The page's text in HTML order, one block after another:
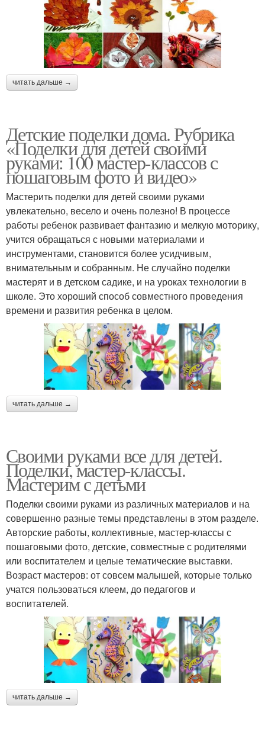
читать дальше →
Детские поделки дома. Рубрика
«Поделки для детей своими
руками: 100 мастер-классов с
пошаговым фото и видео»
Мастерить поделки для детей своими руками
увлекательно, весело и очень полезно! В процессе
работы ребенок развивает фантазию и мелкую моторику,
учится обращаться с новыми материалами и
инструментами, становится более усидчивым,
внимательным и собранным. Не случайно поделки
мастерят и в детском садике, и на уроках технологии в
школе. Это хороший способ совместного проведения
времени и развития ребенка в целом.
читать дальше →
Своими руками все для детей.
Поделки, мастер-классы.
Мастерим с детьми
Поделки своими руками из различных материалов и на
совершенно разные темы представлены в этом разделе.
Авторские работы, коллективные, мастер-классы с
пошаговыми фото, детские, совместные с родителями
или воспитателем и целые тематические выставки.
Возраст мастеров: от совсем малышей, которые только
учатся пользоваться клеем, до педагогов и
воспитателей.
читать дальше →